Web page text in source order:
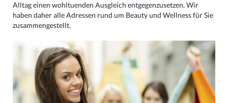
Alltag einen wohltuenden Ausgleich entgegenzusetzen. Wir
haben daher alle Adressen rund um Beauty und Wellness für Sie
zusammengestellt.